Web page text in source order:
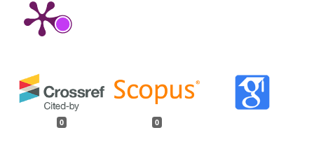
0 0